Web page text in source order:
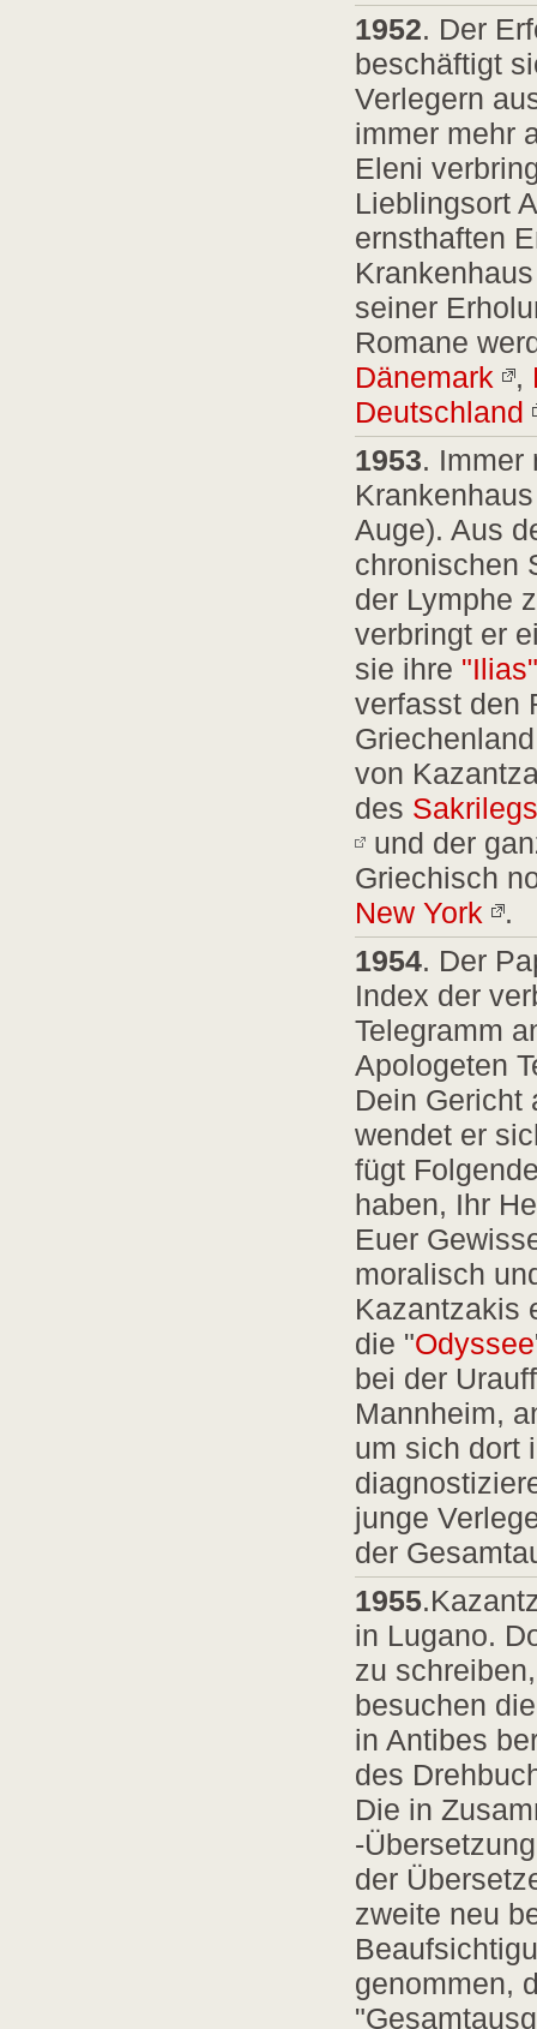
1952. Der
beschäftigt
Verlegern
immer mehr
Eleni
Lieblingsort
ernsthaften
seiner
Romane
Dänemark
,
Deutschland
1953. Immer
Auge). Aus
chronischen
der Lymphe
verbringt er
sie ihre "Ilias"
verfasst den
von
des Sakrilegs
und der
Griechisch
New York
.
1954. Der
Index der
Telegramm
Apologeten
Dein Gericht
wendet er
fügt
haben, Ihr
Euer
moralisch
Kazantzakis
die "Odyssee
bei der
Mannheim,
um sich dort
junge
der
1955
in Lugano.
zu
besuchen
in Antibes
des
Die in
-
der
zweite neu
genommen,